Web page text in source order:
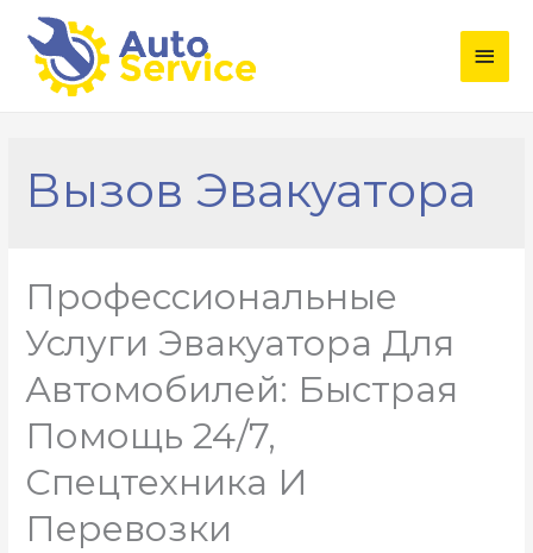
Вызов Эвакуатора
Профессиональные
Услуги Эвакуатора Для
Автомобилей: Быстрая
Помощь 24/7,
Спецтехника И
Перевозки